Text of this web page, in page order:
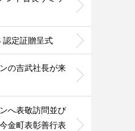
認定証贈呈式
の吉武社長が来
へ表敬訪問並び
金町表彰善行表